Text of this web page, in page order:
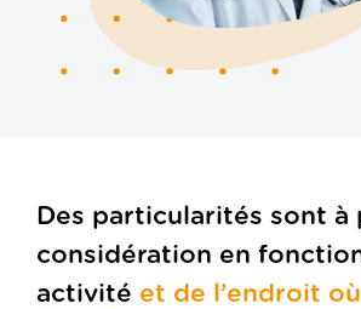
Plan du site
Des particularités sont à
considération en
activité et de l’endroit